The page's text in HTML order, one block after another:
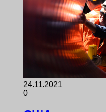
24.11.2021
0